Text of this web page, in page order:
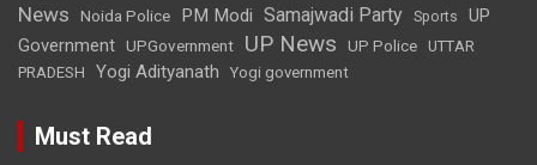
News
Noida Police PM Modi Samajwadi Party Sports
UP
Government UPGovernment UP News UP Police
UTTAR
PRADESH
Yogi Adityanath Yogi government
Must Read